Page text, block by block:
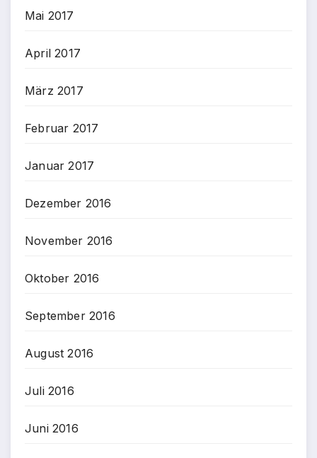
Mai 2017
April 2017
März 2017
Februar 2017
Januar 2017
Dezember 2016
November 2016
Oktober 2016
September 2016
August 2016
Juli 2016
Juni 2016